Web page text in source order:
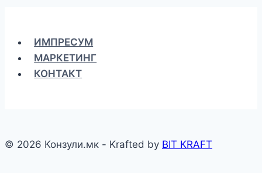
ИМПРЕСУМ
МАРКЕТИНГ
КОНТАКТ
© 2026 Конзули.мк - Krafted by BIT KRAFT